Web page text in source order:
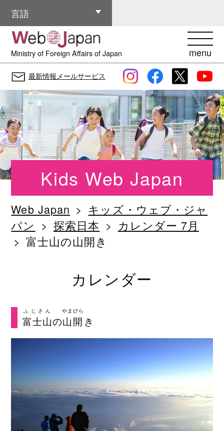
Ministry of Foreign Affairs of Japan menu
言語
その他の言語
最新情報メールサービス
Kids Web Japan
Web Japan
キッズ・ウェブ・ジャ
パン
探索日本
カレンダー 7月
富士山の山開き
カレンダー
富士山
ふじさん
の山開
やまびら
き